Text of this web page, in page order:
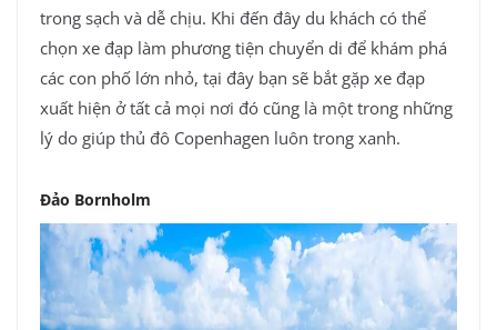
trong sạch và dễ chịu. Khi đến đây du khách có thể
chọn xe đạp làm phương tiện chuyển di để khám phá
các con phố lớn nhỏ, tại đây bạn sẽ bắt gặp xe đạp
xuất hiện ở tất cả mọi nơi đó cũng là một trong những
lý do giúp thủ đô Copenhagen luôn trong xanh.
Đảo Bornholm